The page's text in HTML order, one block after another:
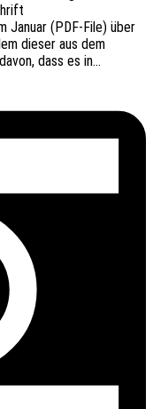
Januar (PDF-File) über
dieser aus dem
dass es in…